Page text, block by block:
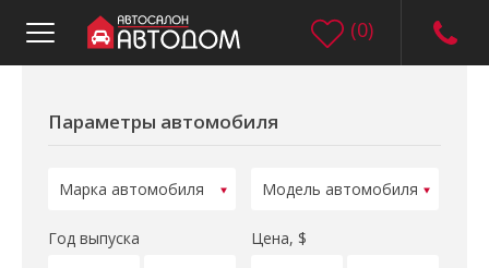
(0)
Параметры автомобиля
Год выпуска Цена, $